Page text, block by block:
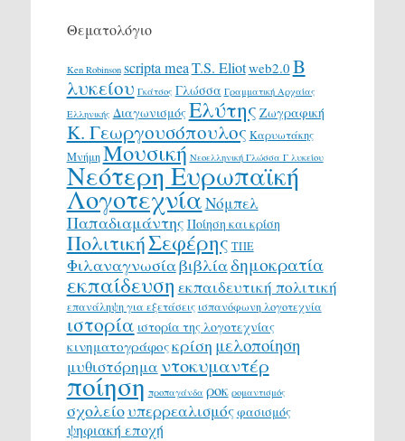
Θεματολόγιο
Ken Robinson scripta meaT.S. Eliotweb2.0 Β
λυκείου Γκάτσος Γλώσσα Γραμματική Αρχαίας
Ελληνικής ΔιαγωνισμόςΕλύτης Ζωγραφική
Κ. Γεωργουσόπουλος Καρυωτάκης
ΜνήμηΜουσική Νεοελληνική Γλώσσα Γ λυκείου
Νεότερη Ευρωπαϊκή
ΛογοτεχνίαΝόμπελ
Παπαδιαμάντης Ποίηση και κρίση
ΠολιτικήΣεφέρης ΤΠΕ
Φιλαναγνωσίαβιβλίαδημοκρατία
εκπαίδευση εκπαιδευτική πολιτική
επανάληψη για εξετάσεις ισπανόφωνη λογοτεχνία
ιστορία ιστορία της λογοτεχνίας
κινηματογράφοςκρίση μελοποίηση
μυθιστόρημα ντοκυμαντέρ
ποίηση προπαγάνδα ροκ ρομαντισμός
σχολείουπερρεαλισμόςφασισμός
ψηφιακή εποχή